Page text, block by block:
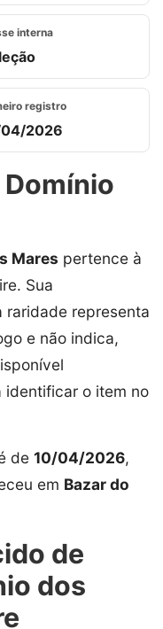
interna
registro
2026
Mares pertence à
Sua
raridade representa
e não indica,
identificar o item no
de 10/04/2026,
em Bazar do
de
dos